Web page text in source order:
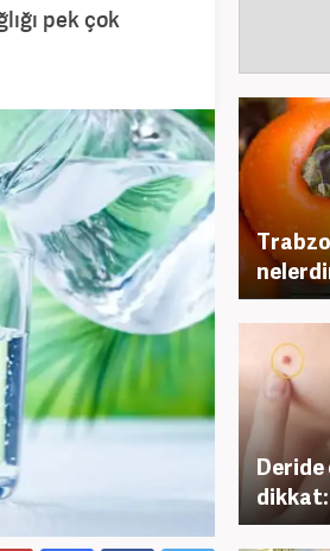
pek çok
Deride
dikkat: